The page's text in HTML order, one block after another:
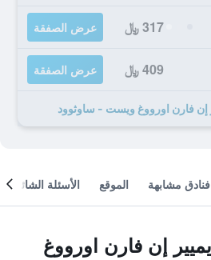
317 ﷼ عرض الصفقة
409 ﷼ عرض الصفقة
فنادق مشابهة الموقع الأسئلة الشائعة
إن فارن اورووغ